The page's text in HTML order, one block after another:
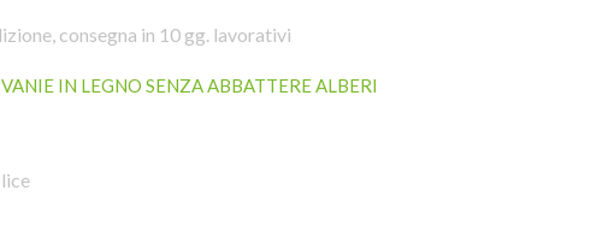
consegna in 10 gg. lavorativi
IN LEGNO SENZA ABBATTERE ALBERI